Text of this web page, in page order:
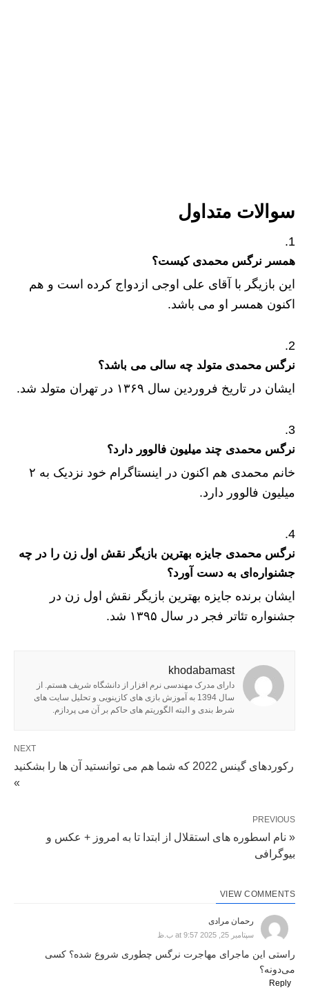
سوالات متداول
همسر نرگس محمدی کیست؟
این بازیگر با آقای علی اوجی ازدواج کرده است و هم
اکنون همسر او می باشد.
نرگس محمدی متولد چه سالی می باشد؟
ایشان در تاریخ فروردین سال ۱۳۶۹ در تهران متولد شد.
نرگس محمدی چند میلیون فالوور دارد؟
خانم محمدی هم اکنون در اینستاگرام خود نزدیک به ۲
میلیون فالوور دارد.
نرگس محمدی جایزه بهترین بازیگر نقش اول زن را در چه
جشنواره‌ای به دست آورد؟
ایشان برنده جایزه بهترین بازیگر نقش اول زن در
جشنواره تئاتر فجر در سال ۱۳۹۵ شد.
khodabamast
دارای مدرک مهندسی نرم افزار از دانشگاه شریف هستم. از
سال 1394 به آموزش بازی های کازینویی و تحلیل سایت های
شرط بندی و البته الگوریتم های حاکم بر آن می پردازم.
NEXT
رکوردهای گینس 2022 که شما هم می توانستید آن ها را بشکنید
»
PREVIOUS
« نام اسطوره های استقلال از ابتدا تا به امروز + عکس و
بیوگرافی
VIEW COMMENTS
رحمان مرادی
سپتامبر 25, 2025 at 9:57 ب.ظ
راستی این ماجرای مهاجرت نرگس چطوری شروع شده؟ کسی
می‌دونه؟
Reply